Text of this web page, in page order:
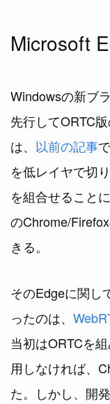
Microsoft
Windowsの新ブ
先行してORTC
は、 以前の記事
を低レイヤで切
を組合せること
のChrome/
きる。
そのEdgeに関し
ったのは、
当初はORTCを
用しなければ、
た。しかし、開